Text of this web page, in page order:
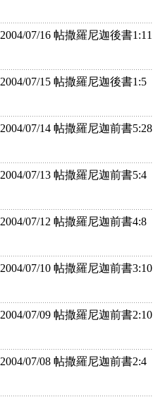
2004/07/16 帖撒羅尼迦後書1:11
2004/07/15 帖撒羅尼迦後書1:5
2004/07/14 帖撒羅尼迦前書5:28
2004/07/13 帖撒羅尼迦前書5:4
2004/07/12 帖撒羅尼迦前書4:8
2004/07/10 帖撒羅尼迦前書3:10
2004/07/09 帖撒羅尼迦前書2:10
2004/07/08 帖撒羅尼迦前書2:4